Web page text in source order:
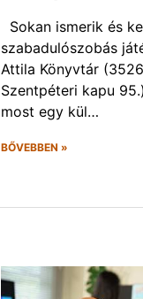
Sokan ismerik és
szabadulószobás
Attila Könyvtár
Szentpéteri kapu
most egy kül…
BŐVEBBEN »